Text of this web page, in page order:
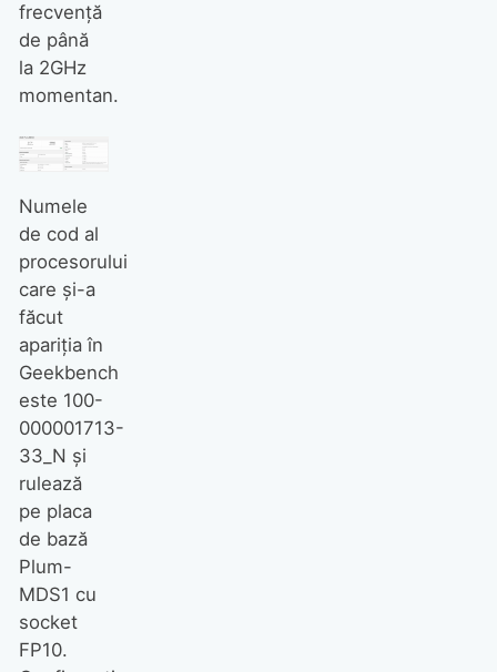
frecvență
de până
la 2GHz
momentan.
Numele
de cod al
procesorului
care și-a
făcut
apariția în
Geekbench
este 100-
000001713-
33_N și
rulează
pe placa
de bază
Plum-
MDS1 cu
socket
FP10.